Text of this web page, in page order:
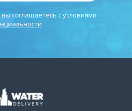
соглашаетесь с условиями